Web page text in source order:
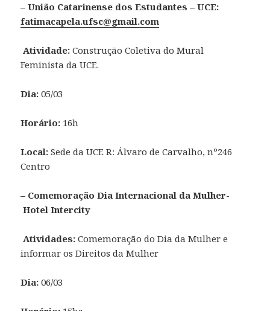
– União Catarinense dos Estudantes – UCE:
fatimacapela.ufsc@gmail.com
Atividade: Construção Coletiva do Mural
Feminista da UCE.
Dia: 05/03
Horário: 16h
Local: Sede da UCE R: Álvaro de Carvalho, nº246
Centro
– Comemoração Dia Internacional da Mulher-
Hotel Intercity
Atividades: Comemoração do Dia da Mulher e
informar os Direitos da Mulher
Dia: 06/03